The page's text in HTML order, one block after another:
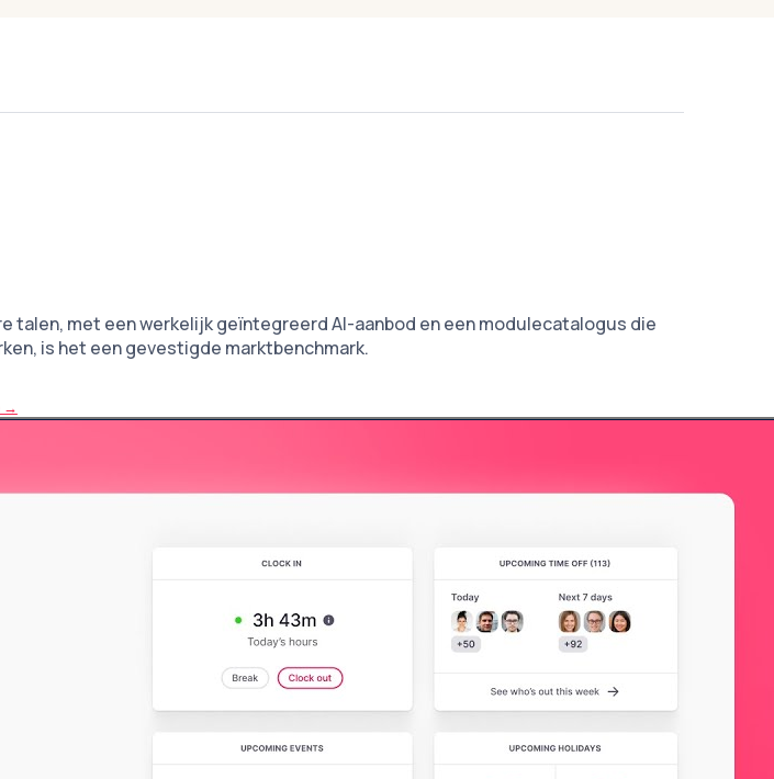
met een werkelijk geïntegreerd AI-aanbod en een modulecatalogus die
is het een gevestigde marktbenchmark.
→